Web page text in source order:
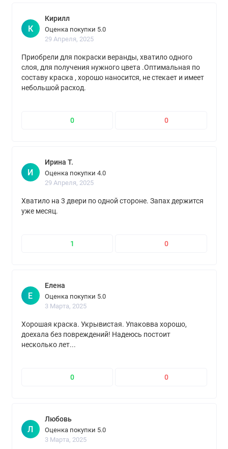
К
Кирилл
Оценка покупки 5.0
29 Апреля, 2025
Приобрели для покраски веранды, хватило одного
слоя, для получения нужного цвета .Оптимальная по
составу краска , хорошо наносится, не стекает и имеет
небольшой расход.
0 0
И
Ирина Т.
Оценка покупки 4.0
29 Апреля, 2025
Хватило на 3 двери по одной стороне. Запах держится
уже месяц.
1 0
Е
Елена
Оценка покупки 5.0
3 Марта, 2025
Хорошая краска. Укрывистая. Упаковва хорошо,
доехала без повреждений! Надеюсь постоит
несколько лет...
0 0
Л
Любовь
Оценка покупки 5.0
3 Марта, 2025